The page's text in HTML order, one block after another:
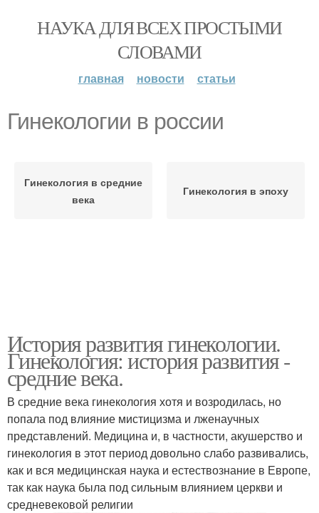
НАУКА ДЛЯ ВСЕХ ПРОСТЫМИ
СЛОВАМИ
главная новости статьи
Гинекологии в россии
Гинекология в средние
века
Гинекология в эпоху
История развития гинекологии.
Гинекология: история развития -
средние века.
В средние века гинекология хотя и возродилась, но
попала под влияние мистицизма и лженаучных
представлений. Медицина и, в частности, акушерство и
гинекология в этот период довольно слабо развивались,
как и вся медицинская наука и естествознание в Европе,
так как наука была под сильным влиянием церкви и
средневековой религии